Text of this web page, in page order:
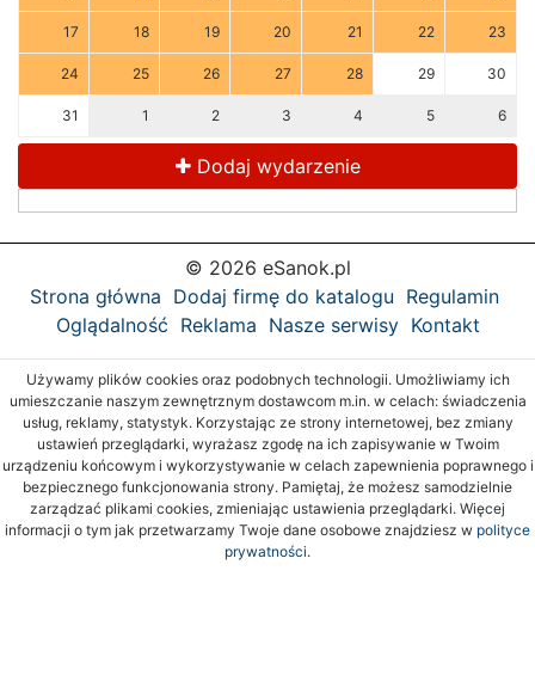
17 18 19 20 21 22 23
24 25 26 27 28 29 30
31 1 2 3 4 5 6
Dodaj wydarzenie
© 2026 eSanok.pl
Strona główna Dodaj firmę do katalogu Regulamin
Oglądalność Reklama Nasze serwisy Kontakt
Używamy plików cookies oraz podobnych technologii. Umożliwiamy ich
umieszczanie naszym zewnętrznym dostawcom m.in. w celach: świadczenia
usług, reklamy, statystyk. Korzystając ze strony internetowej, bez zmiany
ustawień przeglądarki, wyrażasz zgodę na ich zapisywanie w Twoim
urządzeniu końcowym i wykorzystywanie w celach zapewnienia poprawnego i
bezpiecznego funkcjonowania strony. Pamiętaj, że możesz samodzielnie
zarządzać plikami cookies, zmieniając ustawienia przeglądarki. Więcej
informacji o tym jak przetwarzamy Twoje dane osobowe znajdziesz w polityce
prywatności.